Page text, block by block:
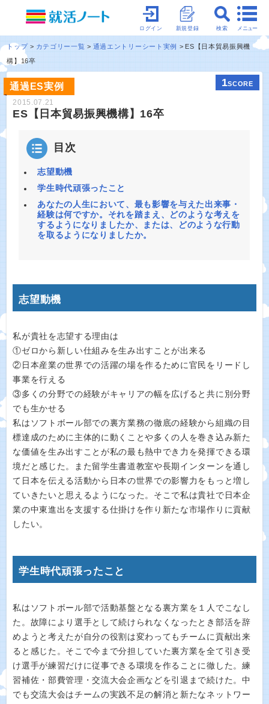
メニュー
検索
新規登録
ログイン
トップ カテゴリー一覧 通過エントリーシート実例
ES【日本貿易振興機
構】16卒
通過ES実例 1SCORE
2015.07.21
ES【日本貿易振興機構】16卒
目次
志望動機
学生時代頑張ったこと
あなたの人生において、最も影響を与えた出来事・
経験は何ですか。それを踏まえ、どのような考えを
するようになりましたか、または、どのような行動
を取るようになりましたか。
志望動機
私が貴社を志望する理由は
①ゼロから新しい仕組みを生み出すことが出来る
②日本産業の世界での活躍の場を作るために官民をリードし
事業を行える
③多くの分野での経験がキャリアの幅を広げると共に別分野
でも生かせる
私はソフトボール部での裏方業務の徹底の経験から組織の目
標達成のために主体的に動くことや多くの人を巻き込み新た
な価値を生み出すことが私の最も熱中でき力を発揮できる環
境だと感じた。また留学生書道教室や長期インターンを通し
て日本を伝える活動から日本の世界での影響力をもっと増し
ていきたいと思えるようになった。そこで私は貴社で日本企
業の中東進出を支援する仕掛けを作り新たな市場作りに貢献
したい。
学生時代頑張ったこと
私はソフトボール部で活動基盤となる裏方業を１人でこなし
た。故障により選手として続けられなくなったとき部活を辞
めようと考えたが自分の役割は変わってもチームに貢献出来
ると感じた。そこで今まで分担していた裏方業を全て引き受
け選手が練習だけに従事できる環境を作ることに徹した。練
習補佐・部費管理・交流大会企画などを引退まで続けた。中
でも交流大会はチームの実践不足の解消と新たなネットワー